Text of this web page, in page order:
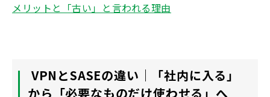
メリットと「古い」と言われる理由
VPN とSASEの違い｜「社内に入る」
から「必要なものだけ使わせる」へ